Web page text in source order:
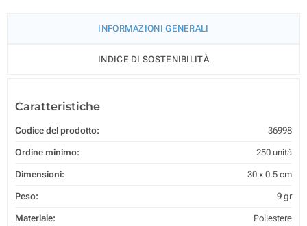
INFORMAZIONI GENERALI
INDICE DI SOSTENIBILITÀ
Caratteristiche
Codice del prodotto: 36998
Ordine minimo: 250 unità
Dimensioni: 30 x 0.5 cm
Peso: 9 gr
Materiale: Poliestere